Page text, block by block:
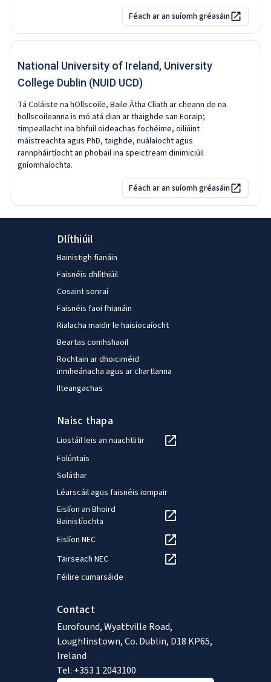
Féach ar an suíomh gréasáin
National University of Ireland, University
College Dublin (NUID UCD)
Tá Coláiste na hOllscoile, Baile Átha Cliath ar cheann de na
hollscoileanna is mó atá dian ar thaighde san Eoraip;
timpeallacht ina bhfuil oideachas fochéime, oiliúint
máistreachta agus PhD, taighde, nuálaíocht agus
rannpháirtíocht an phobail ina speictream dinimiciúil
gníomhaíochta.
Féach ar an suíomh gréasáin
Dlíthiúil
Bainistigh fianáin
Faisnéis dhlíthiúil
Cosaint sonraí
Faisnéis faoi fhianáin
Rialacha maidir le haisíocaíocht
Beartas comhshaoil
Rochtain ar dhoiciméid
inmheánacha agus ar chartlanna
Ilteangachas
Naisc thapa
Liostáil leis an nuachtlitir
Folúntais
Soláthar
Léarscáil agus faisnéis iompair
Eislíon an Bhoird
Bainistíochta
Eislíon NEC
Tairseach NEC
Féilire cumarsáide
Contact
Eurofound, Wyattville Road,
Loughlinstown, Co. Dublin, D18 KP65,
Ireland
Tel: +353 1 2043100